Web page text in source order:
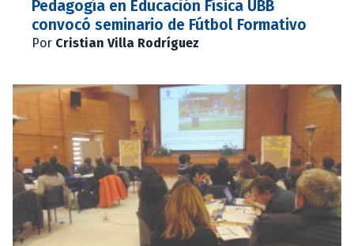
Pedagogía en Educación Física UBB
convocó seminario de Fútbol Formativo
Por Cristian Villa Rodríguez